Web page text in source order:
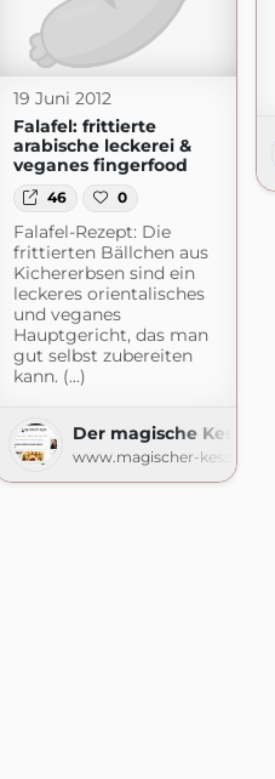
19 Juni 2012
Falafel: frittierte
arabische leckerei &
veganes fingerfood
46 0
Falafel-Rezept: Die
frittierten Bällchen aus
Kichererbsen sind ein
leckeres orientalisches
und veganes
Hauptgericht, das man
gut selbst zubereiten
kann. (...)
Der magische Kessel
www.magischer-kessel.de